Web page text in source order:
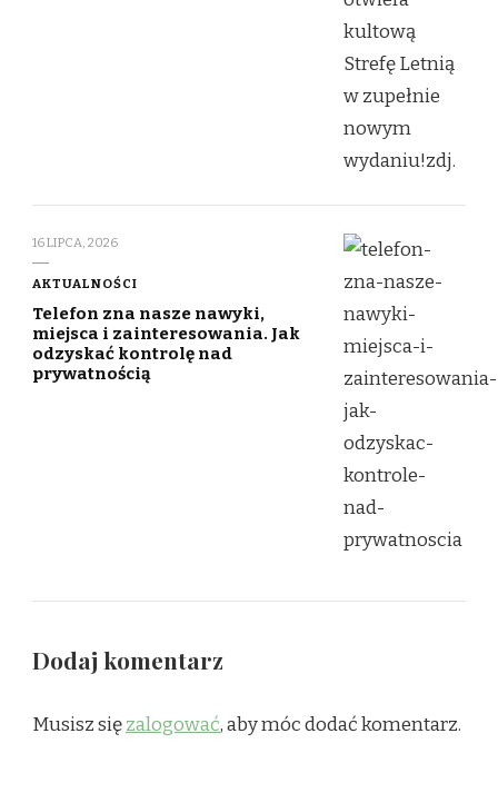
16 LIPCA, 2026
AKTUALNOŚCI
Telefon zna nasze nawyki,
miejsca i zainteresowania. Jak
odzyskać kontrolę nad
prywatnością
Dodaj komentarz
Musisz sięzalogować, aby móc dodać komentarz.